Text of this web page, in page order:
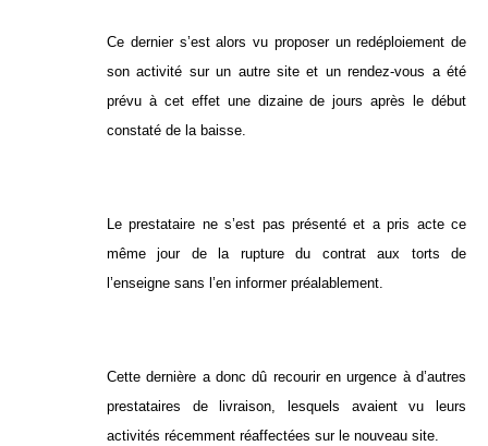
Ce dernier s’est alors vu proposer un redéploiement de
son activité sur un autre site et un rendez-vous a été
prévu à cet effet une dizaine de jours après le début
constaté de la baisse.
Le prestataire ne s’est pas présenté et a pris acte ce
même jour de la rupture du contrat aux torts de
l’enseigne sans l’en informer préalablement.
Cette dernière a donc dû recourir en urgence à d’autres
prestataires de livraison, lesquels avaient vu leurs
activités récemment réaffectées sur le nouveau site.